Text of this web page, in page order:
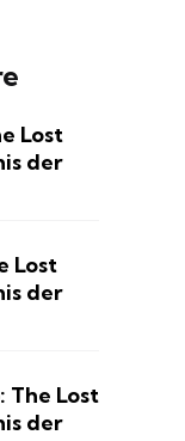
Lost
der
Lost
der
The Lost
der